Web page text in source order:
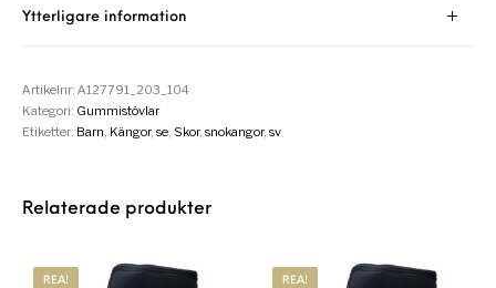
Ytterligare information
Artikelnr:A127791_203_104
Kategori: Gummistövlar
Etiketter: Barn Kängor,se Skor,snokangor,sv
Relaterade produkter
REA! REA!